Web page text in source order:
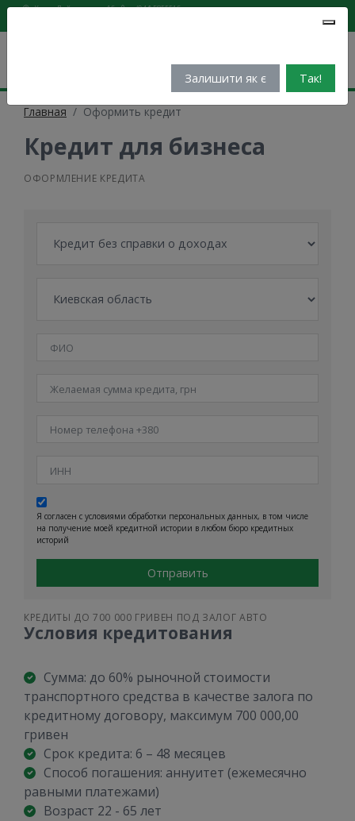
Киев, Лейпцигская,16
(044) 5855516
Eng
Финансово-кредитный супермаркетЗалишити як є Так!
Главная Оформить кредит
Кредит для бизнеса
ОФОРМЛЕНИЕ КРЕДИТА
Я согласен с условиями обработки персональных данных, в том числе
на получение моей кредитной истории в любом бюро кредитных
историй
Отправить
КРЕДИТЫ ДО 700 000 ГРИВЕН ПОД ЗАЛОГ АВТО
Условия кредитования
Сумма: до 60% рыночной стоимости
транспортного средства в качестве залога по
кредитному договору, максимум 700 000,00
гривен
Срок кредита: 6 – 48 месяцев
Способ погашения: аннуитет (ежемесячно
равными платежами)
Возраст 22 - 65 лет